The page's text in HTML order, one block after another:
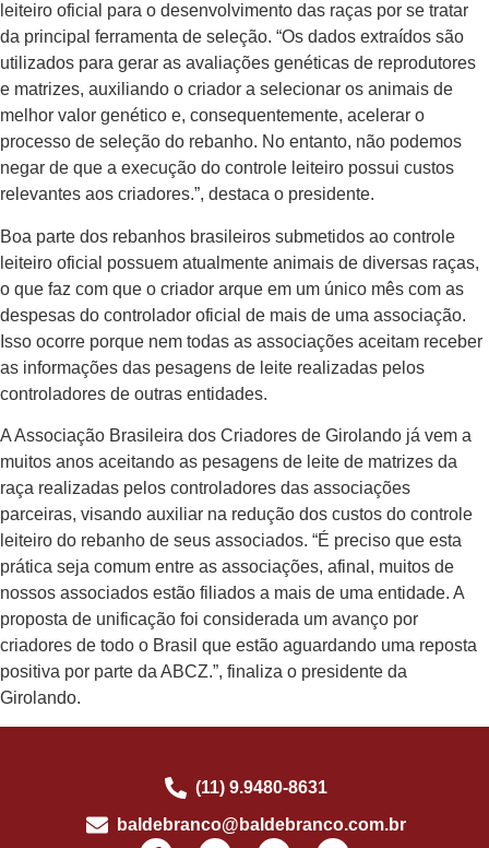
leiteiro oficial para o desenvolvimento das raças por se tratar
da principal ferramenta de seleção. “Os dados extraídos são
utilizados para gerar as avaliações genéticas de reprodutores
e matrizes, auxiliando o criador a selecionar os animais de
melhor valor genético e, consequentemente, acelerar o
processo de seleção do rebanho. No entanto, não podemos
negar de que a execução do controle leiteiro possui custos
relevantes aos criadores.”, destaca o presidente.
Boa parte dos rebanhos brasileiros submetidos ao controle
leiteiro oficial possuem atualmente animais de diversas raças,
o que faz com que o criador arque em um único mês com as
despesas do controlador oficial de mais de uma associação.
Isso ocorre porque nem todas as associações aceitam receber
as informações das pesagens de leite realizadas pelos
controladores de outras entidades.
A Associação Brasileira dos Criadores de Girolando já vem a
muitos anos aceitando as pesagens de leite de matrizes da
raça realizadas pelos controladores das associações
parceiras, visando auxiliar na redução dos custos do controle
leiteiro do rebanho de seus associados. “É preciso que esta
prática seja comum entre as associações, afinal, muitos de
nossos associados estão filiados a mais de uma entidade. A
proposta de unificação foi considerada um avanço por
criadores de todo o Brasil que estão aguardando uma reposta
positiva por parte da ABCZ.”, finaliza o presidente da
Girolando.
(11) 9.9480-8631
baldebranco@baldebranco.com.br